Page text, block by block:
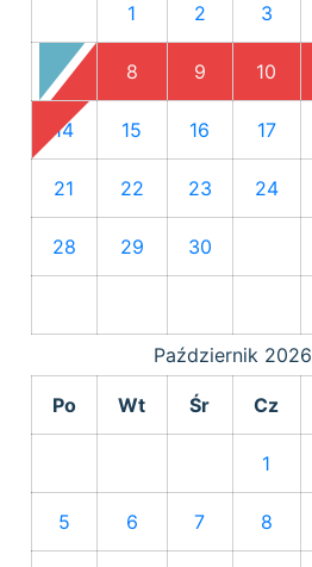
1 2 3
7 8 9 10
14 15 16 17
21 22 23 24
28 29 30
Październik 2026
Po Wt Śr Cz
1
5 6 7 8